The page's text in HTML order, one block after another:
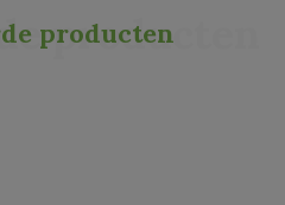
producten
producten